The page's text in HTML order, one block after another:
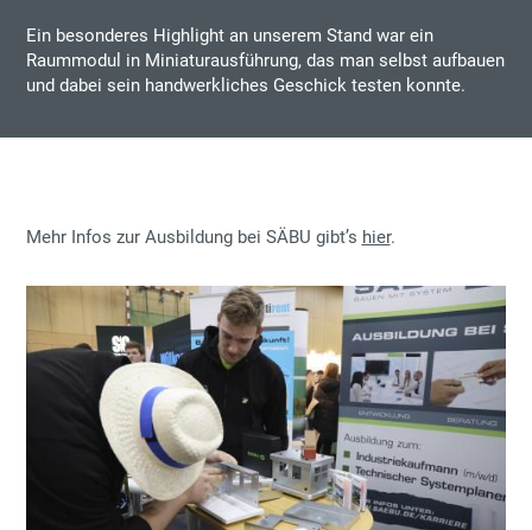
Ein besonderes Highlight an unserem Stand war ein
Raummodul in Miniaturausführung, das man selbst aufbauen
und dabei sein handwerkliches Geschick testen konnte.
Mehr Infos zur Ausbildung bei SÄBU gibt’s hier.